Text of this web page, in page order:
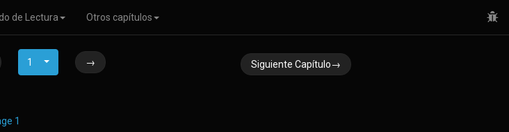
de Lectura Otros capítulos
Siguiente Capítulo→
1 →